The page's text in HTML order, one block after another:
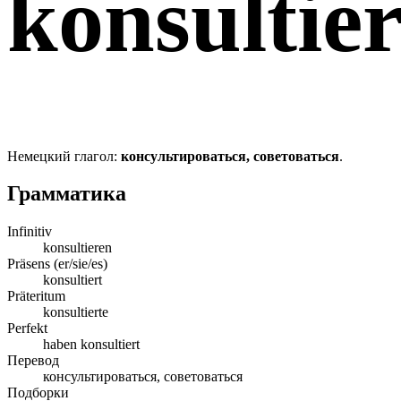
Немецкий глагол: консультироваться, советоваться.
Грамматика
Infinitiv
konsultieren
Präsens (er/sie/es)
konsultiert
Präteritum
konsultierte
Perfekt
haben konsultiert
Перевод
консультироваться, советоваться
Подборки